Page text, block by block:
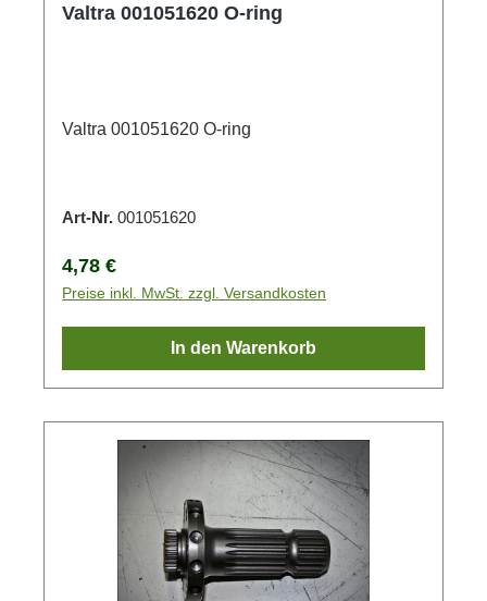
Valtra 001051620 O-ring
Valtra 001051620 O-ring
Art-Nr. 001051620
Regulärer Preis:
4,78 €
Preise inkl. MwSt. zzgl. Versandkosten
In den Warenkorb